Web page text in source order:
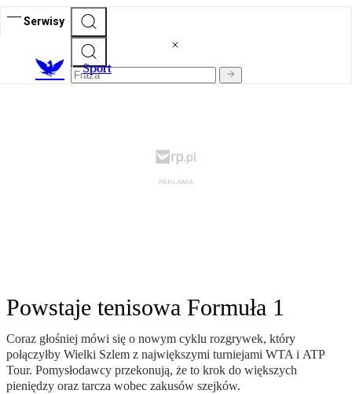
Serwisy
Sport
Powstaje tenisowa Formuła 1
Coraz głośniej mówi się o nowym cyklu rozgrywek, który
połączyłby Wielki Szlem z największymi turniejami WTA i ATP
Tour. Pomysłodawcy przekonują, że to krok do większych
pieniędzy oraz tarcza wobec zakusów szejków.